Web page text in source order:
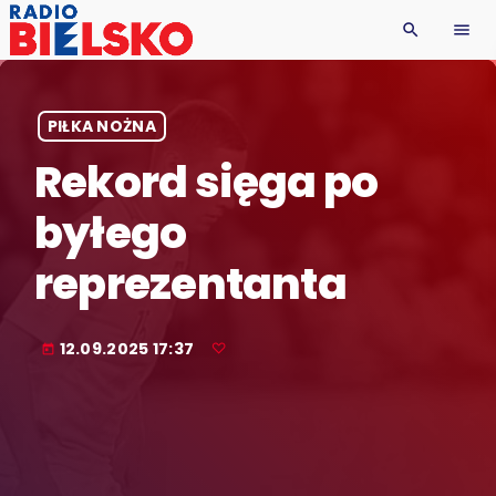
search menu
PIŁKA NOŻNA
Rekord sięga po
byłego
reprezentanta
today 12.09.2025 17:37